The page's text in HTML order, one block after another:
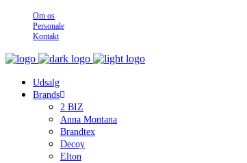
Om os
Personale
Kontakt
Udsalg
Brands
2 BIZ
Anna Montana
Brandtex
Decoy
Elton